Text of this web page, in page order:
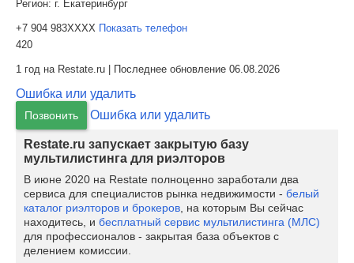
Регион: г. Екатеринбург
+7 904 983XXXX Показать телефон
420
1 год на Restate.ru | Последнее обновление 06.08.2026
Ошибка или удалить
Позвонить Ошибка или удалить
Restate.ru запускает закрытую базу
мультилистинга для риэлторов
В июне 2020 на Restate полноценно заработали два
сервиса для специалистов рынка недвижимости - белый
каталог риэлторов и брокеров , на которым Вы сейчас
находитесь, и бесплатный сервис мультилистинга (МЛС)
для профессионалов - закрытая база объектов с
делением комиссии.